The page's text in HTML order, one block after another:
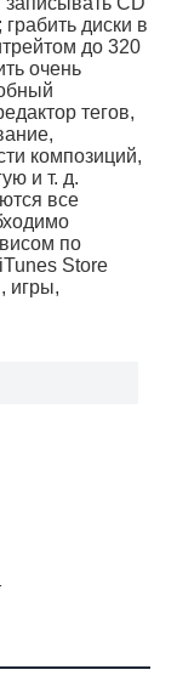
диски в
до 320
очень
тегов,
композиций,
и т. д.
все
по
Store
игры,